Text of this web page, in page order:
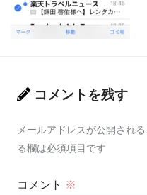
コメントを残す
メールアドレスが公開され
る欄は必須項目です
コメント ※